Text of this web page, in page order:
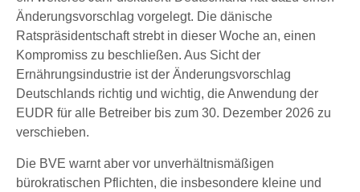
Änderungsvorschlag vorgelegt. Die dänische
Ratspräsidentschaft strebt in dieser Woche an, einen
Kompromiss zu beschließen. Aus Sicht der
Ernährungsindustrie ist der Änderungsvorschlag
Deutschlands richtig und wichtig, die Anwendung der
EUDR für alle Betreiber bis zum 30. Dezember 2026 zu
verschieben.
Die BVE warnt aber vor unverhältnismäßigen
bürokratischen Pflichten, die insbesondere kleine und